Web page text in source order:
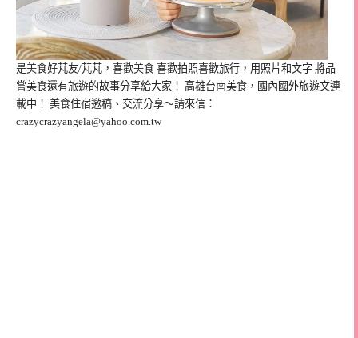
是美食好芃友/芃芃，喜歡美食 喜歡拍照喜歡旅行，用照片和文字 將品
嘗美食還有旅遊的故事分享給大家！ 高雄台南美食，國內國外旅遊文連
載中！ 美食住宿邀稿、交流分享～請來信：
crazycrazyangela@yahoo.com.tw